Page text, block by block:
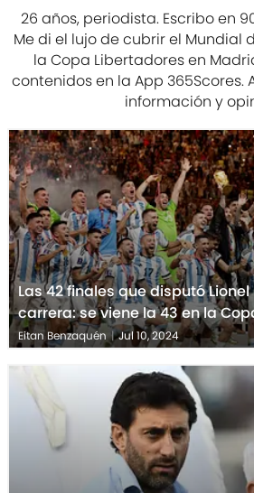
26 años, periodista. Escribo en
Me di el lujo de cubrir el Mundial
la Copa Libertadores en
contenidos en la App 365Scores.
información y
Las 42 finales que disputó
carrera: se viene la 43 en la
Eitan Benzaquén | Jul 10, 2024